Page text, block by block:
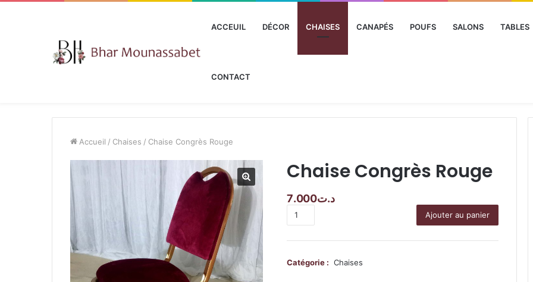
ACCEUIL DÉCOR CHAISES CANAPÉS POUFS SALONS TABLES
CONTACT
Accueil / Chaises / Chaise Congrès Rouge
Chaise Congrès Rouge
د.ت7.000
quantité
Rouge
Ajouter au panier
Catégorie : Chaises